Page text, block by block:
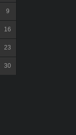
9
16
23
30